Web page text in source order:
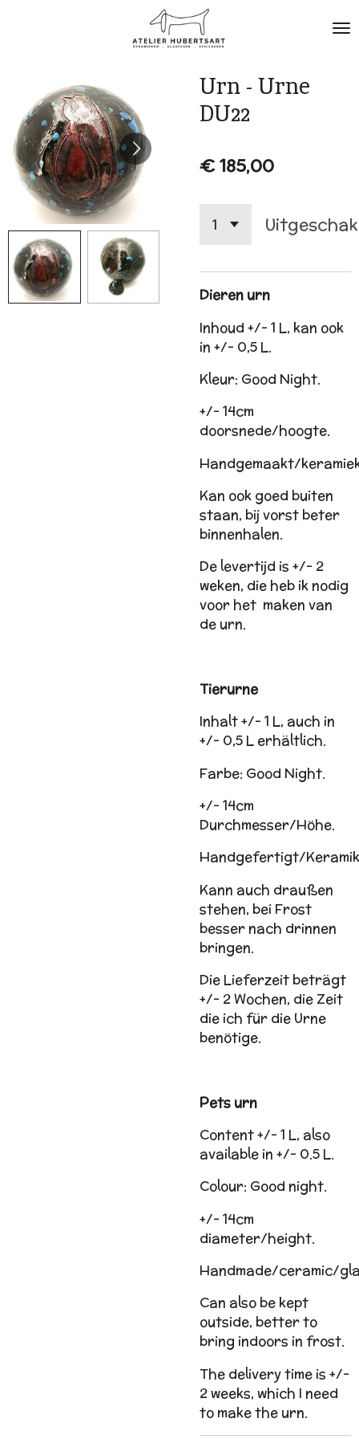
hoofdinhoud
Urn - Urne
DU22
€ 185,00
Dieren urn
Inhoud +/- 1 L, kan ook
in +/- 0,5 L.
Kleur: Good Night.
+/- 14cm
doorsnede/hoogte.
Handgemaakt/
Kan ook goed buiten
staan, bij vorst beter
binnenhalen.
De levertijd is +/- 2
weken, die heb ik nodig
voor het maken van
de urn.
Tierurne
Inhalt +/- 1 L, auch in
+/- 0,5 L erhältlich.
Farbe: Good Night.
+/- 14cm
Durchmesser/Höhe.
Handgefertigt/
Kann auch draußen
stehen, bei Frost
besser nach drinnen
bringen.
Die Lieferzeit beträgt
+/- 2 Wochen, die Zeit
die ich für die Urne
benötige.
Pets urn
Content +/- 1 L, also
available in +/- 0.5 L.
Colour: Good night.
+/- 14cm
diameter/height.
Handmade/ceramic/
Can also be kept
outside, better to
bring indoors in frost.
The delivery time is +/-
2 weeks, which I need
to make the urn.